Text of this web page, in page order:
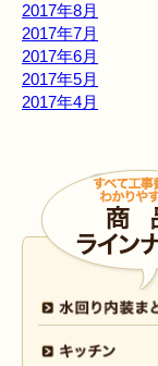
2017年8月
2017年7月
2017年6月
2017年5月
2017年4月